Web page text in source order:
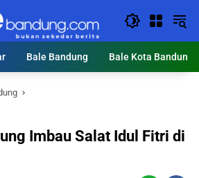
Bale Bandung Bale Kota Bandung
Imbau Salat Idul Fitri di